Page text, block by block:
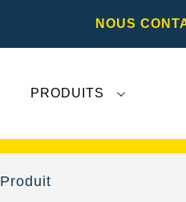
NOUS
PRODUITS
Produit